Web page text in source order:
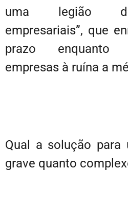
uma legião de
empresariais”, que
prazo enquanto
empresas à ruína a
Qual a solução para
grave quanto